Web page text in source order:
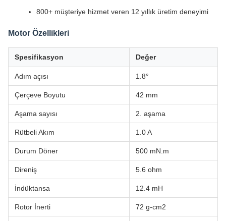
800+ müşteriye hizmet veren 12 yıllık üretim deneyimi
Motor Özellikleri
Spesifikasyon Değer
Adım açısı 1.8°
Çerçeve Boyutu 42 mm
Aşama sayısı 2. aşama
Rütbeli Akım 1.0 A
Durum Döner 500 mN.m
Direniş 5.6 ohm
İndüktansa 12.4 mH
Rotor İnerti 72 g-cm2